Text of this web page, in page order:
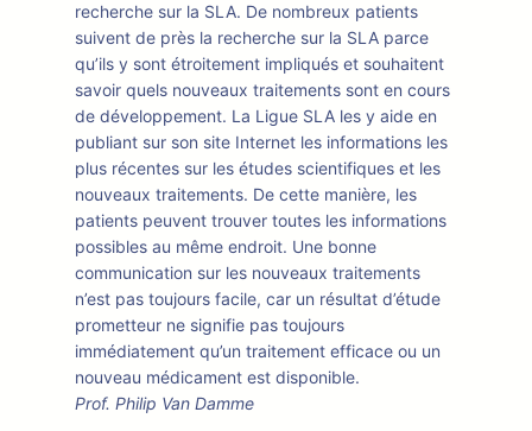
recherche sur la SLA. De nombreux patients
suivent de près la recherche sur la SLA parce
qu’ils y sont étroitement impliqués et souhaitent
savoir quels nouveaux traitements sont en cours
de développement. La Ligue SLA les y aide en
publiant sur son site Internet les informations les
plus récentes sur les études scientifiques et les
nouveaux traitements. De cette manière, les
patients peuvent trouver toutes les informations
possibles au même endroit. Une bonne
communication sur les nouveaux traitements
n’est pas toujours facile, car un résultat d’étude
prometteur ne signifie pas toujours
immédiatement qu’un traitement efficace ou un
nouveau médicament est disponible.
Prof. Philip Van Damme